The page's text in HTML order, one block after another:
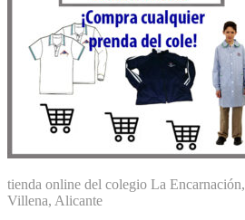
tienda online del colegio La Encarnación,
Villena, Alicante